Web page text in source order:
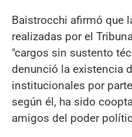
Baistrocchi afirmó que
realizadas por el
"cargos sin sustento
denunció la existencia
institucionales por
según él, ha sido
amigos del poder